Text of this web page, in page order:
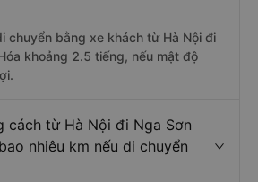
chuyển bằng xe khách từ Hà Nội đi
khoảng 2.5 tiếng, nếu mật độ
cách từ Hà Nội đi Nga Sơn
nhiêu km nếu di chuyển